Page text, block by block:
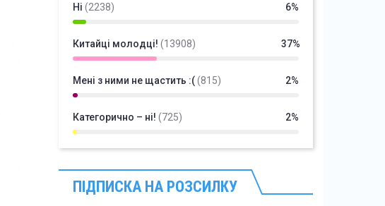
Ні (2238) 6%
Китайці молодці! (13908) 37%
Мені з ними не щастить :((815) 2%
Категорично – ні! (725) 2%
ПІДПИСКА НА РОЗСИЛКУ